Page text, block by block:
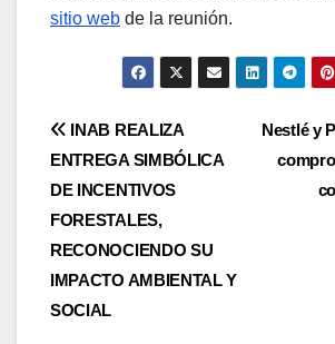
sitio web de la reunión.
Navegación
de
entradas
Nestlé y
INAB REALIZA
ENTREGA SIMBÓLICA
DE INCENTIVOS
FORESTALES,
RECONOCIENDO SU
IMPACTO AMBIENTAL Y
SOCIAL